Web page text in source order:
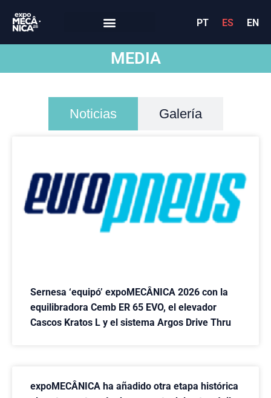
PT ES EN
MEDIA
Noticias Galería
Sernesa ‘equipó’ expoMECÂNICA 2026 con la
equilibradora Cemb ER 65 EVO, el elevador
Cascos Kratos L y el sistema Argos Drive Thru
expoMECÂNICA ha añadido otra etapa histórica